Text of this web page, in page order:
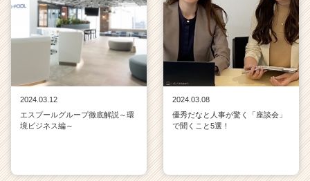
2024.03.12
エスプールグループ徹底解説～環
境ビジネス編～
2024.03.08
優秀だなと人事が驚く「座談会」
で聞くこと5選！